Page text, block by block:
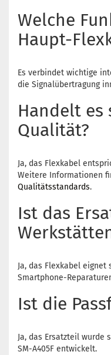
Welche
Haupt-
Es verbindet wichtige
die Signalübertragung
Handelt es
Qualität?
Ja, das Flexkabel
Weitere Informationen
Qualitätsstandards.
Ist das
Ja, das Flexkabel
Smartphone-
Ist die
Ja, das Ersatzteil wurde
SM-A405F entwickelt.